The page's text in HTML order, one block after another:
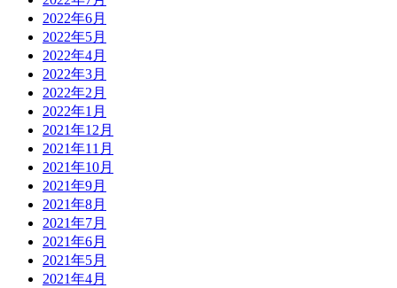
2022年6月
2022年5月
2022年4月
2022年3月
2022年2月
2022年1月
2021年12月
2021年11月
2021年10月
2021年9月
2021年8月
2021年7月
2021年6月
2021年5月
2021年4月